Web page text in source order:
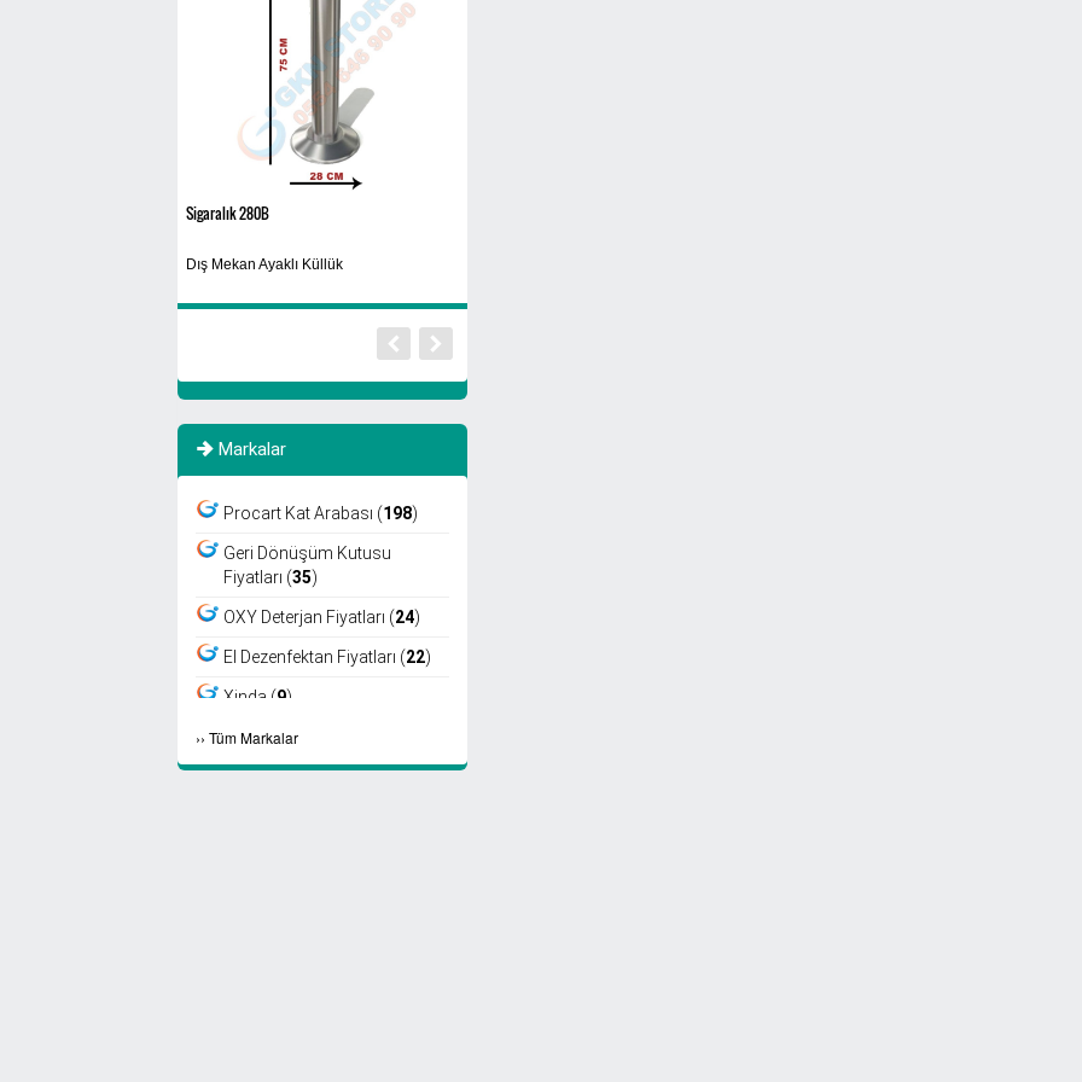
608A3
Cam Atık Kutusu
Markalar
Procart Kat Arabası (198)
Geri Dönüşüm Kutusu
Fiyatları (35)
OXY Deterjan Fiyatları (24)
El Dezenfektan Fiyatları (22)
Xinda (9)
Viper (8)
Fantom (7)
›› Tüm Markalar